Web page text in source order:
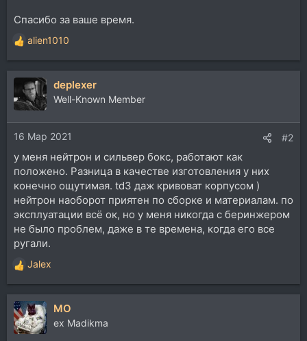
Спасибо за ваше время.
Р
е
а
ц
и
и
:
alien1010
deplexer
Well-Known Member
16 Мар 2021 #2
у меня нейтрон и сильвер бокс, работают как
положено. Разница в качестве изготовления у них
конечно ощутимая. td3 даж кривоват корпусом )
нейтрон наоборот приятен по сборке и материалам. по
эксплуатации всё ок, но у меня никогда с беринжером
не было проблем, даже в те времена, когда его все
ругали.
Р
е
а
к
ц
и
Jalex
MO
ex Madikma